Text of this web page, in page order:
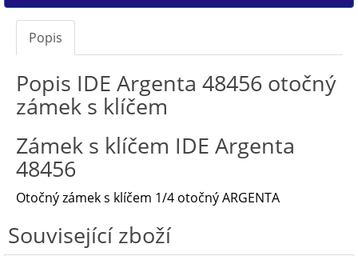
Popis
Popis IDE Argenta 48456 otočný
zámek s klíčem
Zámek s klíčem IDE Argenta
48456
Otočný zámek s klíčem 1/4 otočný ARGENTA
Související zboží